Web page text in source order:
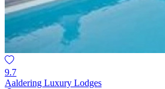
9.7
Aaldering Luxury Lodges